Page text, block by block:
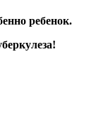
ребенок.